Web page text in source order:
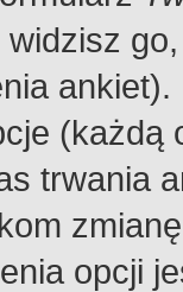
trwania
opcji